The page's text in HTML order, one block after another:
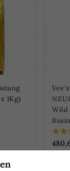
1Kg)
Wild